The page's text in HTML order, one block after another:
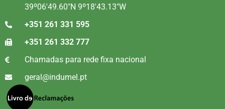
39º06'49.60"N 9º18'43.13"W
+351 261 331 595
+351 261 332 777
Chamadas para rede fixa nacional
geral@indumel.pt